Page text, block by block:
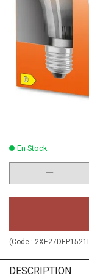
En Stock
(Code :
DESCRIPTION